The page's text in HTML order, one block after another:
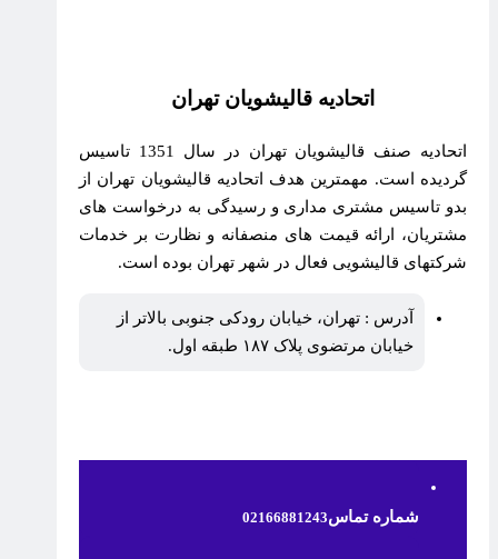
اتحادیه قالیشویان تهران
اتحادیه صنف قالیشویان تهران در سال 1351 تاسیس
گردیده است. مهمترین هدف اتحادیه قالیشویان تهران از
بدو تاسیس مشتری مداری و رسیدگی به درخواست های
مشتریان، ارائه قیمت های منصفانه و نظارت بر خدمات
شرکتهای قالیشویی فعال در شهر تهران بوده است.
آدرس : تهران، خیابان رودکی جنوبی بالاتر از
خیابان مرتضوی پلاک ۱۸۷ طبقه اول.
شماره تماس02166881243